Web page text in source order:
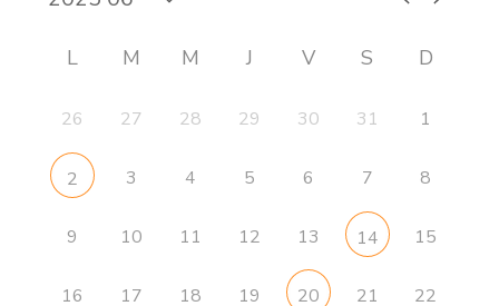
L M M J V S D
26 27 28 29 30 31 1
2 3 4 5 6 7 8
9 10 11 12 13 14 15
16 17 18 19 20 21 22